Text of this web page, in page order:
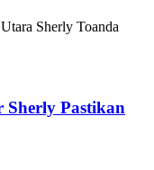
Sherly Toanda
Pastikan